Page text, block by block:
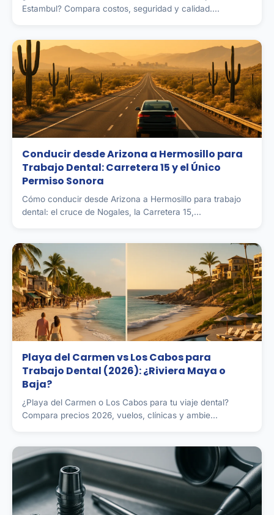
Estambul? Compara costos, seguridad y calidad....
Conducir desde Arizona a Hermosillo para
Trabajo Dental: Carretera 15 y el Único
Permiso Sonora
Cómo conducir desde Arizona a Hermosillo para trabajo
dental: el cruce de Nogales, la Carretera 15,...
Playa del Carmen vs Los Cabos para
Trabajo Dental (2026): ¿Riviera Maya o
Baja?
¿Playa del Carmen o Los Cabos para tu viaje dental?
Compara precios 2026, vuelos, clínicas y ambie...